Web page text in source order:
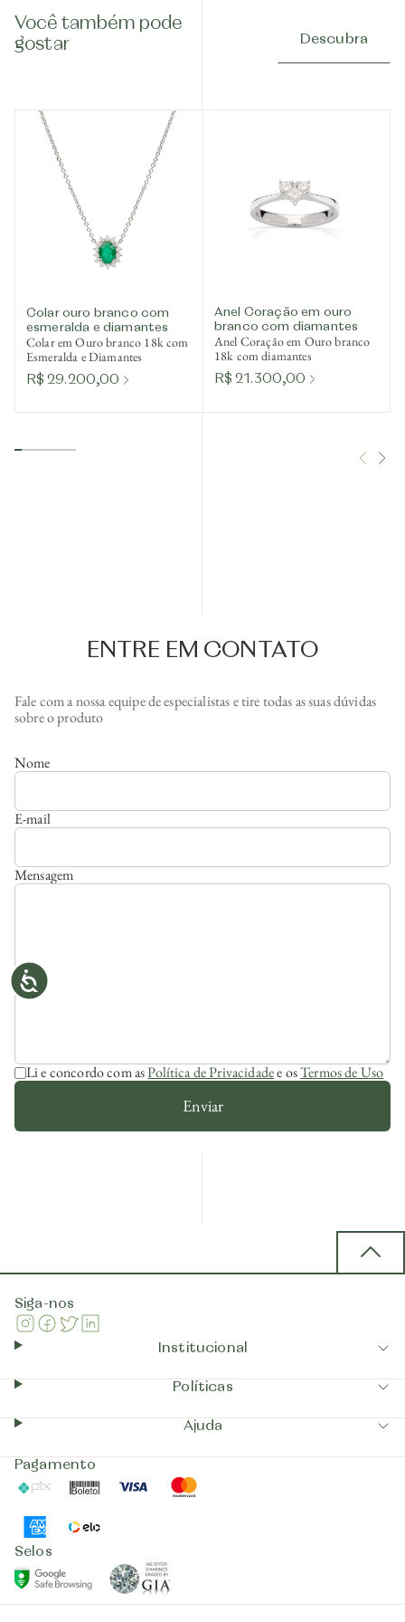
Você também pode
gostar
Descubra
Colar ouro branco com
esmeralda e diamantes
Colar em Ouro branco 18k com
Esmeralda e Diamantes
R$ 29.200,00
Anel Coração em ouro
branco com diamantes
Anel Coração em Ouro branco
18k com diamantes
R$ 21.300,00
ENTRE EM CONTATO
Fale com a nossa equipe de especialistas e tire todas as suas dúvidas
sobre o produto
Nome
E-mail
Mensagem
Li e concordo com asPolítica de Privacidadee osTermos de Uso
Enviar
Siga-nos
Instagram
Facebook
Twitter
Institucional
Políticas
Ajuda
Pagamento
Pix Boleto Visa
AmericanExpress
Selos
GoogleSafeBrowsing